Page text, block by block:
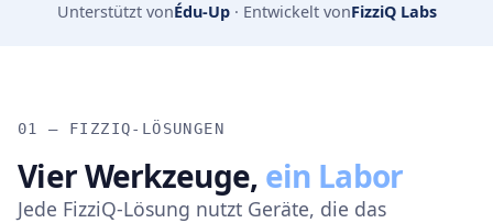
Unterstützt vonÉdu-Up · Entwickelt vonFizziQ Labs
01 — FIZZIQ-LÖSUNGEN
Vier Werkzeuge, ein Labor
Jede FizziQ-Lösung nutzt Geräte, die das